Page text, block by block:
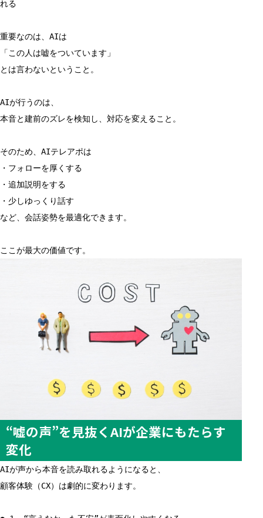
れる
重要なのは、AIは
「この人は嘘をついています」
とは言わないということ。
AIが行うのは、
本音と建前のズレを検知し、対応を変えること。
そのため、AIテレアポは
・フォローを厚くする
・追加説明をする
・少しゆっくり話す
など、会話姿勢を最適化できます。
ここが最大の価値です。
“嘘の声”を見抜くAIが企業にもたらす
変化
AIが声から本音を読み取れるようになると、
顧客体験（CX）は劇的に変わります。